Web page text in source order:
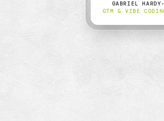
GABRIEL HARDY-
GTM & VIBE